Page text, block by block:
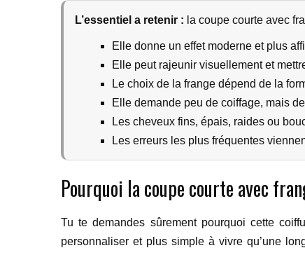
L’essentiel a retenir : la coupe courte avec
Elle donne un effet moderne et plus
Elle peut rajeunir visuellement et
Le choix de la frange dépend de la
Elle demande peu de coiffage, mais
Les cheveux fins, épais, raides ou
Les erreurs les plus fréquentes
Pourquoi la coupe courte avec
Tu te demandes sûrement pourquoi cette
personnaliser et plus simple à vivre qu’une